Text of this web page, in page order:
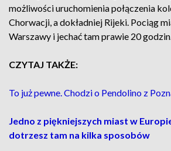
możliwości uruchomienia połączenia
Chorwacji, a dokładniej Rijeki. Pociąg
Warszawy i jechać tam prawie 20
CZYTAJ TAKŻE:
To już pewne. Chodzi o Pendolino z
Jedno z piękniejszych miast w
dotrzesz tam na kilka sposobów